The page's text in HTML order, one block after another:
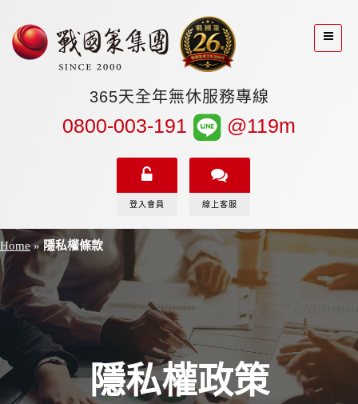
365天全年無休服務專線
0800-003-191 @119m
登入會員 線上客服
Home»隱私權條款
隱私權政策